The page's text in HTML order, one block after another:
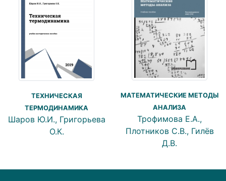
ТЕХНИЧЕСКАЯ
ТЕРМОДИНАМИКА
Шаров Ю.И., Григорьева
О.К.
МАТЕМАТИЧЕСКИЕ МЕТОДЫ
АНАЛИЗА
Трофимова Е.А.,
Плотников С.В., Гилёв
Д.В.